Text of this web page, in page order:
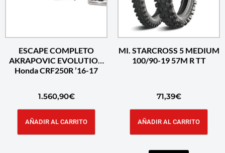
ESCAPE COMPLETO
AKRAPOVIC EVOLUTION
Honda CRF250R ’16-17
1.560,90€
AÑADIR AL CARRITO
MI. STARCROSS 5 MEDIUM
100/90-19 57M R TT
71,39€
AÑADIR AL CARRITO